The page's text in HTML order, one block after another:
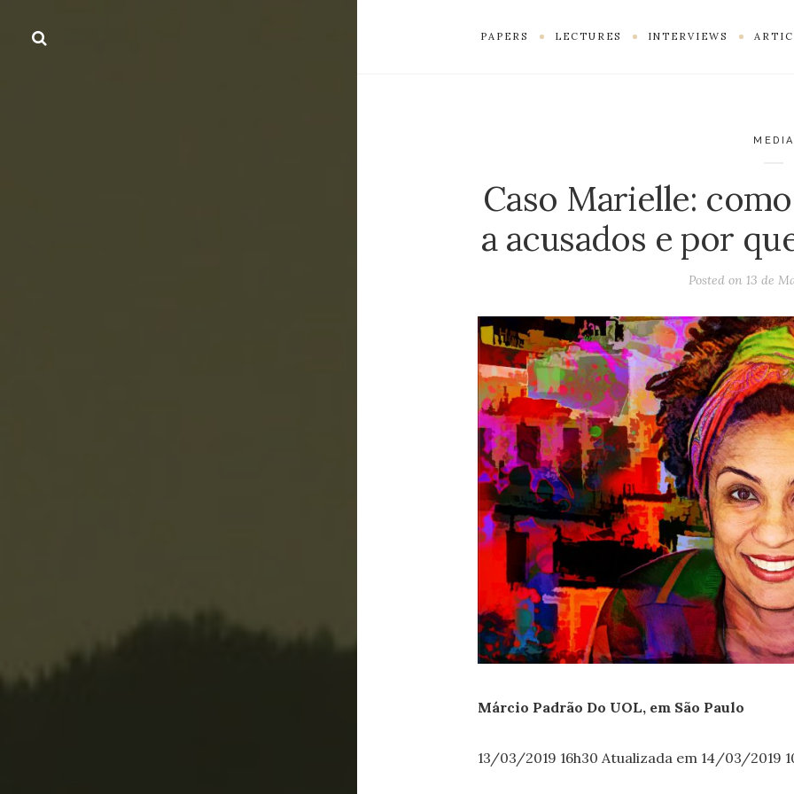
PAPERS LECTURES INTERVIEWS
MEDIA
Caso Marielle:
a acusados e por
Posted on 13 de
Márcio Padrão Do UOL, em São Paulo
13/03/2019 16h30 Atualizada em 14/03/2019